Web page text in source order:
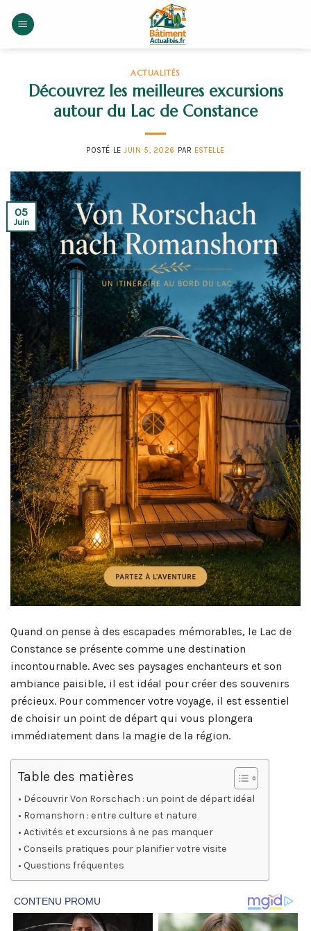
ACTUALITÉS
Découvrez les meilleures excursions
autour du Lac de Constance
POSTÉ LEJUIN 5, 2026 PAR ESTELLE
05
Juin
Quand on pense à des escapades mémorables, le Lac de
Constance se présente comme une destination
incontournable. Avec ses paysages enchanteurs et son
ambiance paisible, il est idéal pour créer des souvenirs
précieux. Pour commencer votre voyage, il est essentiel
de choisir un point de départ qui vous plongera
immédiatement dans la magie de la région.
Table des matières
Découvrir Von Rorschach : un point de départ idéal
Romanshorn : entre culture et nature
Activités et excursions à ne pas manquer
Conseils pratiques pour planifier votre visite
Questions fréquentes